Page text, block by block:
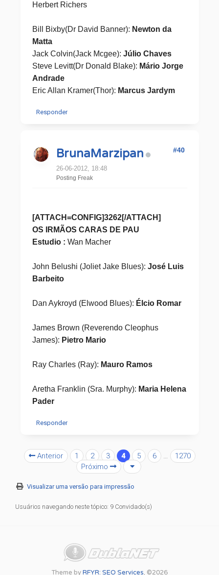
Herbert Richers
Bill Bixby(Dr David Banner): Newton da
Matta
Jack Colvin(Jack Mcgee): Júlio Chaves
Steve Levitt(Dr Donald Blake): Mário Jorge
Andrade
Eric Allan Kramer(Thor): Marcus Jardym
Responder
BrunaMarzipan
26-06-2012, 18:48
Posting Freak
#40
[ATTACH=CONFIG]3262[/ATTACH]
OS IRMÃOS CARAS DE PAU
Estudio : Wan Macher
John Belushi (Joliet Jake Blues): José Luis
Barbeito
Dan Aykroyd (Elwood Blues): Élcio Romar
James Brown (Reverendo Cleophus
James): Pietro Mario
Ray Charles (Ray): Mauro Ramos
Aretha Franklin (Sra. Murphy): Maria Helena
Pader
Responder
Anterior 1 2 3 4 5 6 …
1270
Próximo
Visualizar uma versão para impressão
Usuários navegando neste tópico: 9 Convidado(s)
Theme byRFYR: SEO Services, ©2026